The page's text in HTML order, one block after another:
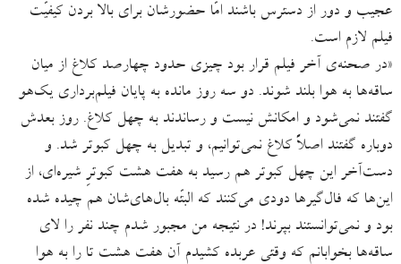
عجیب و دور از دسترس باشند امّا حضورشان برای بالا بردن کیفیّت
فیلم لازم است.
«در صحنه‌ی آخر فیلم قرار بود چیزی حدود چهارصد کلاغ از میان
ساقه‌ها به هوا بلند شوند. دو سه روز مانده به پایان فیلم‌برداری یک‌هو
گفتند نمی‌شود و امکانش نیست و رساندند به چهل کلاغ. روز بعدش
دوباره گفتند اصلاً کلاغ نمی‌توانیم، و تبدیل به چهل کبوتر شد. و
دست‌آخر این چهل کبوتر هم رسید به هفت هشت کبوترِ شیره‌ای، از
این‌ها که فال‌گیرها دودی می‌کنند که البتّه بال‌های‌شان هم چیده شده
بود و نمی‌توانستند بپرند! در نتیجه من مجبور شدم چند نفر را لای
ساقه‌ها بخوابانم که وقتی عربده کشیدم آن هفت هشت تا را به هوا